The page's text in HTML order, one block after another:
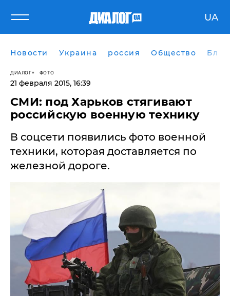
UA
Новости Украина россия Общество
ДИАЛОГ ФОТО
21 февраля 2015, 16:39
СМИ: под Харьков стягивают
российскую военную технику
В соцсети появились фото военной
техники, которая доставляется по
железной дороге.